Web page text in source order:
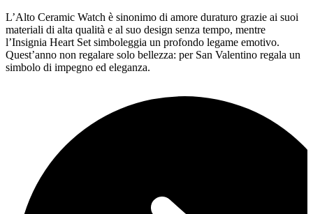
L’Alto Ceramic Watch è sinonimo di amore duraturo grazie ai suoi
materiali di alta qualità e al suo design senza tempo, mentre
l’Insignia Heart Set simboleggia un profondo legame emotivo.
Quest’anno non regalare solo bellezza: per San Valentino regala un
simbolo di impegno ed eleganza.